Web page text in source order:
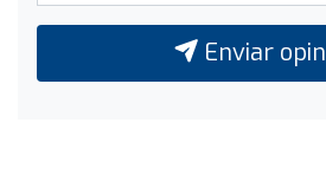
Enviar